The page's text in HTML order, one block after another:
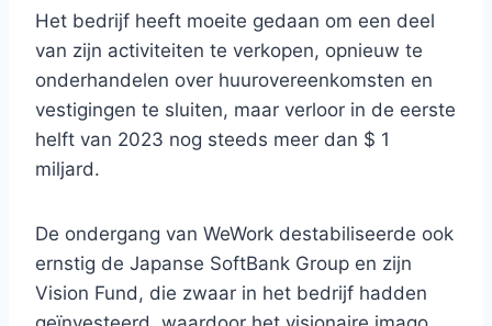
Het bedrijf heeft moeite gedaan om een ​​deel
van zijn activiteiten te verkopen, opnieuw te
onderhandelen over huurovereenkomsten en
vestigingen te sluiten, maar verloor in de eerste
helft van 2023 nog steeds meer dan $ 1
miljard.
De ondergang van WeWork destabiliseerde ook
ernstig de Japanse SoftBank Group en zijn
Vision Fund, die zwaar in het bedrijf hadden